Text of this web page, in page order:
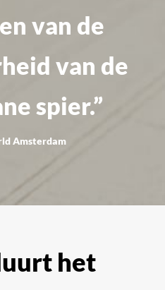
van de
van de
spier.”
Amsterdam
het